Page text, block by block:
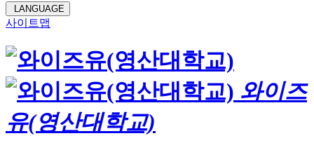
LANGUAGE
사이트맵
와이즈
유(영산대학교)